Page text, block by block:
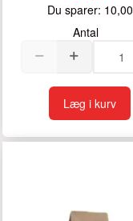
Du sparer: 10,00
Antal
Læg i kurv